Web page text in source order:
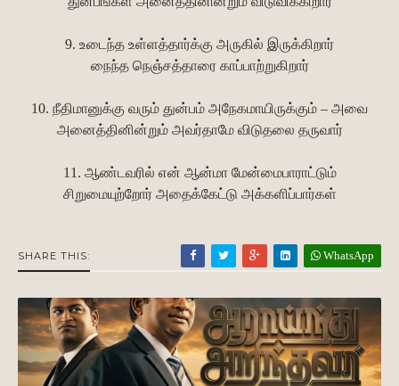
9. உடைந்த உள்ளத்தார்க்கு அருகில் இருக்கிறார்
நைந்த நெஞ்சத்தாரை காப்பாற்றுகிறார்
10. நீதிமானுக்கு வரும் துன்பம் அநேகமாயிருக்கும் – அவை
அனைத்தினின்றும் அவர்தாமே விடுதலை தருவார்
11. ஆண்டவரில் என் ஆன்மா மேன்மைபாராட்டும்
சிறுமையுற்றோர் அதைக்கேட்டு அக்களிப்பார்கள்
SHARE THIS: WhatsApp